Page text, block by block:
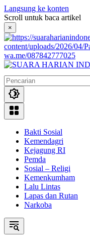
Langsung ke konten
Scroll untuk baca artikel
×
wa.me/087842777025
Bakti Sosial
Kemendagri
Kejagung RI
Pemda
Sosial – Religi
Kemenkumham
Lalu Lintas
Lapas dan Rutan
Narkoba